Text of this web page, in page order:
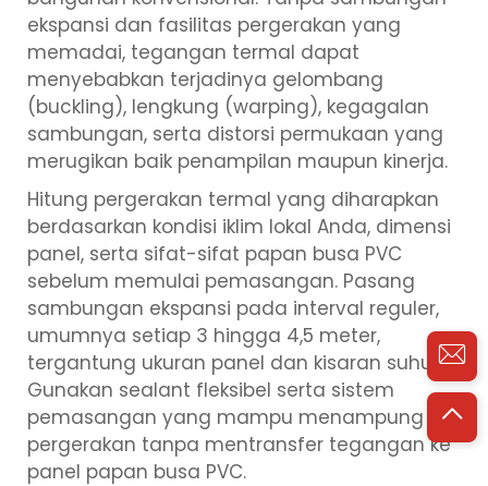
ekspansi dan fasilitas pergerakan yang
memadai, tegangan termal dapat
menyebabkan terjadinya gelombang
(buckling), lengkung (warping), kegagalan
sambungan, serta distorsi permukaan yang
merugikan baik penampilan maupun kinerja.
Hitung pergerakan termal yang diharapkan
berdasarkan kondisi iklim lokal Anda, dimensi
panel, serta sifat-sifat papan busa PVC
sebelum memulai pemasangan. Pasang
sambungan ekspansi pada interval reguler,
umumnya setiap 3 hingga 4,5 meter,
tergantung ukuran panel dan kisaran suhu.
Gunakan sealant fleksibel serta sistem
pemasangan yang mampu menampung
pergerakan tanpa mentransfer tegangan ke
panel papan busa PVC.